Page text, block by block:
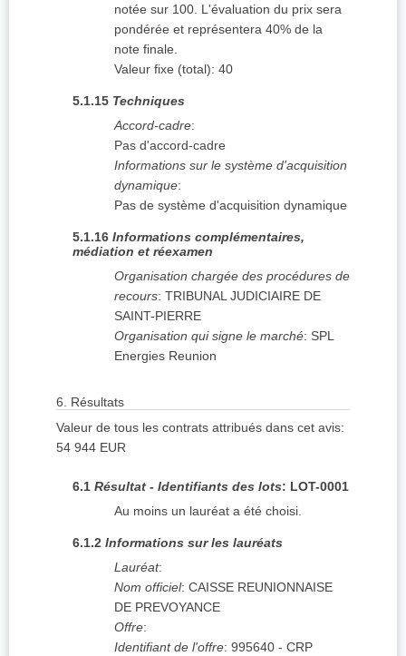
notée sur 100. L'évaluation du prix sera
pondérée et représentera 40% de la
note finale.
Valeur fixe (total): 40
5.1.15 Techniques
Accord-cadre:
Pas d'accord-cadre
Informations sur le système d'acquisition
dynamique:
Pas de système d'acquisition dynamique
5.1.16 Informations complémentaires,
médiation et réexamen
Organisation chargée des procédures de
recours: TRIBUNAL JUDICIAIRE DE
SAINT-PIERRE
Organisation qui signe le marché: SPL
Energies Reunion
6. Résultats
Valeur de tous les contrats attribués dans cet avis:
54 944 EUR
6.1 Résultat - Identifiants des lots: LOT-0001
Au moins un lauréat a été choisi.
6.1.2 Informations sur les lauréats
Lauréat:
Nom officiel: CAISSE REUNIONNAISE
DE PREVOYANCE
Offre:
Identifiant de l'offre: 995640 - CRP